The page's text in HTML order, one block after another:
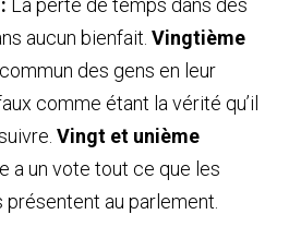
La perte de temps dans des
aucun bienfait. Vingtième
des gens en leur
comme étant la vérité qu’il
Vingt et unième
a un vote tout ce que les
au parlement.